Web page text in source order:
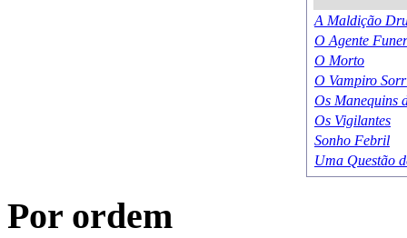
A Maldição
O Agente
O Morto
O Vampiro
Os Manequins
Os Vigilantes
Sonho Febril
Uma Questão
Por ordem